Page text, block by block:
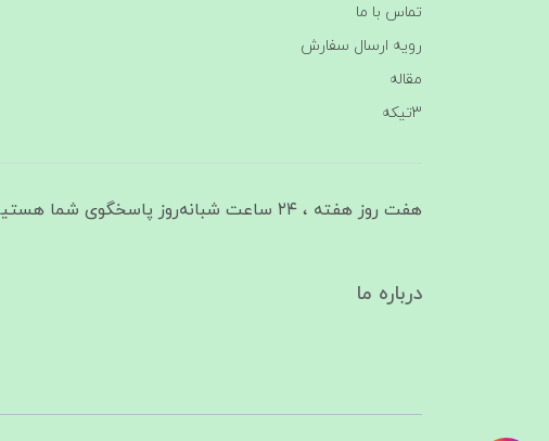
تماس با ما
رویه ارسال سفارش
مقاله
3تیکه
هفت روز هفته ، ۲۴ ساعت شبانه‌روز پاسخگوی شما هستیم
درباره ما